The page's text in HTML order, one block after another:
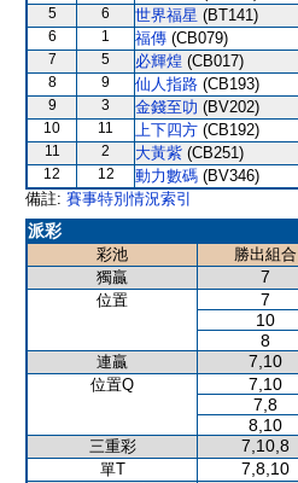
5 6 世界福星 (BT141)
6 1 福傳 (CB079)
7 5 必輝煌 (CB017)
8 9 仙人指路 (CB193)
9 3 金錢至叻 (BV202)
10 11 上下四方 (CB192)
11 2 大黃紫 (CB251)
12 12 動力數碼 (BV346)
備註: 賽事特別情況索引
派彩
彩池 勝出組合
獨贏
7
位置 7
10
8
連贏 7,10
位置Q 7,10
7,8
8,10
三重彩 7,10,8
單T 7,8,10